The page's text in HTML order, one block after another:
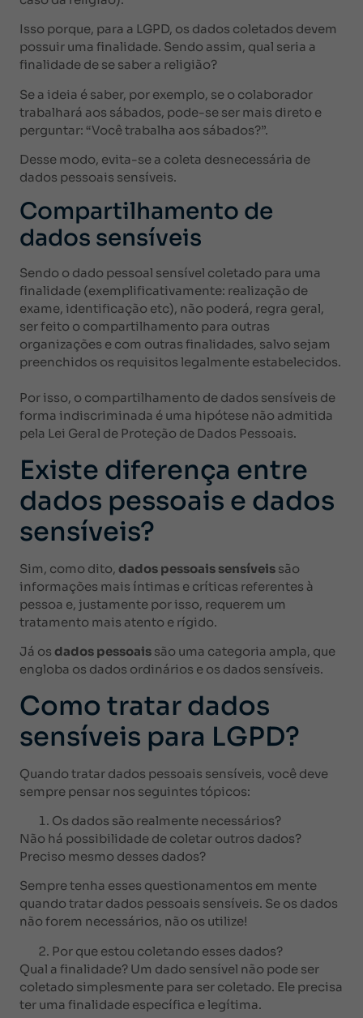
Isso porque, para a LGPD, os dados coletados devem
possuir uma finalidade. Sendo assim, qual seria a
finalidade de se saber a religião?
Se a ideia é saber, por exemplo, se o colaborador
trabalhará aos sábados, pode-se ser mais direto e
perguntar: “Você trabalha aos sábados?”.
Desse modo, evita-se a coleta desnecessária de
dados pessoais sensíveis.
Compartilhamento de
dados sensíveis
Sendo o dado pessoal sensível coletado para uma
finalidade (exemplificativamente: realização de
exame, identificação etc), não poderá, regra geral,
ser feito o compartilhamento para outras
organizações e com outras finalidades, salvo sejam
preenchidos os requisitos legalmente estabelecidos.
Por isso, o compartilhamento de dados sensíveis de
forma indiscriminada é uma hipótese não admitida
pela Lei Geral de Proteção de Dados Pessoais.
Existe diferença entre
dados pessoais e dados
sensíveis?
Sim, como dito, dados pessoais sensíveis são
informações mais íntimas e críticas referentes à
pessoa e, justamente por isso, requerem um
tratamento mais atento e rígido.
Já os dados pessoais são uma categoria ampla, que
engloba os dados ordinários e os dados sensíveis.
Como tratar dados
sensíveis para LGPD?
Quando tratar dados pessoais sensíveis, você deve
sempre pensar nos seguintes tópicos:
Os dados são realmente necessários?
Não há possibilidade de coletar outros dados?
Preciso mesmo desses dados?
Sempre tenha esses questionamentos em mente
quando tratar dados pessoais sensíveis. Se os dados
não forem necessários, não os utilize!
Por que estou coletando esses dados?
Qual a finalidade? Um dado sensível não pode ser
coletado simplesmente para ser coletado. Ele precisa
ter uma finalidade específica e legítima.